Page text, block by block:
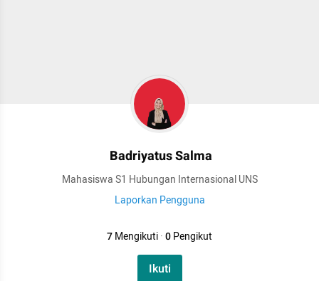
Badriyatus Salma
Mahasiswa S1 Hubungan Internasional UNS
Laporkan Pengguna
7Mengikuti·0Pengikut
Ikuti